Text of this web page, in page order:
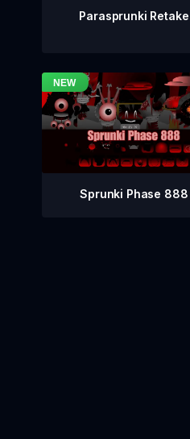
Parasprunki Retake
Sprunki Phase 888